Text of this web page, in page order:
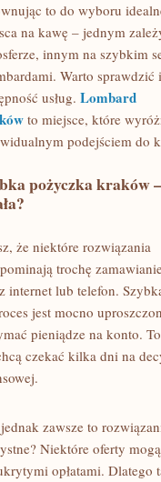
to do wyboru
na kawę – jednym
innym na szybkim
Warto
usług. Lombard
to miejsce, które
podejściem do
pożyczka kraków
że niektóre rozwiązania
trochę
internet lub telefon.
jest mocno
pieniądze na konto.
czekać kilka dni na
zawsze to
Niektóre oferty
opłatami. Dlatego